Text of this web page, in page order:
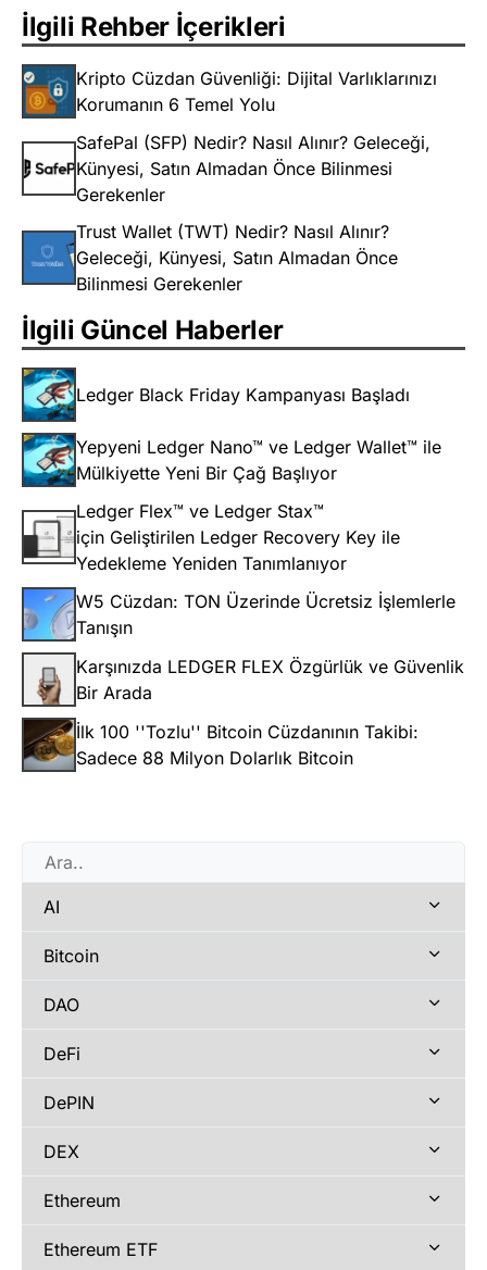
İlgili Rehber İçerikleri
Kripto Cüzdan Güvenliği: Dijital Varlıklarınızı
Korumanın 6 Temel Yolu
SafePal (SFP) Nedir? Nasıl Alınır? Geleceği,
Künyesi, Satın Almadan Önce Bilinmesi
Gerekenler
Trust Wallet (TWT) Nedir? Nasıl Alınır?
Geleceği, Künyesi, Satın Almadan Önce
Bilinmesi Gerekenler
İlgili Güncel Haberler
Ledger Black Friday Kampanyası Başladı
Yepyeni Ledger Nano™ ve Ledger Wallet™ ile
Mülkiyette Yeni Bir Çağ Başlıyor
Ledger Flex™ ve Ledger Stax™
için Geliştirilen Ledger Recovery Key ile
Yedekleme Yeniden Tanımlanıyor
W5 Cüzdan: TON Üzerinde Ücretsiz İşlemlerle
Tanışın
Karşınızda LEDGER FLEX Özgürlük ve Güvenlik
Bir Arada
İlk 100 ''Tozlu'' Bitcoin Cüzdanının Takibi:
Sadece 88 Milyon Dolarlık Bitcoin
AI
Bitcoin
DAO
DeFi
DePIN
DEX
Ethereum
Ethereum ETF